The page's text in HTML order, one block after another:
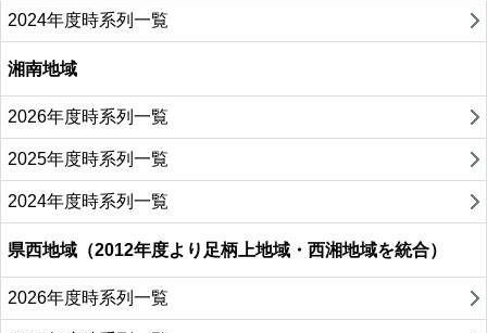
2024年度時系列一覧
湘南地域
2026年度時系列一覧
2025年度時系列一覧
2024年度時系列一覧
県西地域（2012年度より足柄上地域・西湘地域を統合）
2026年度時系列一覧